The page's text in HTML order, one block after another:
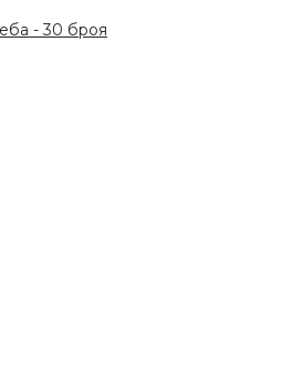
- 30 броя